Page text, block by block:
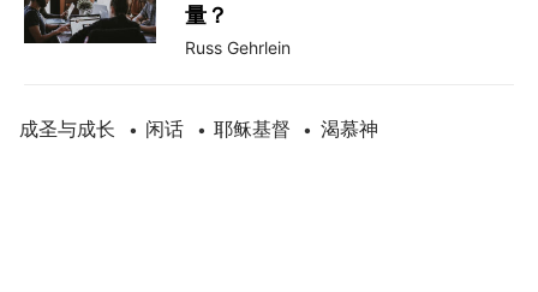
量？
Russ Gehrlein
成圣与成长 • 闲话 • 耶稣基督 • 渴慕神